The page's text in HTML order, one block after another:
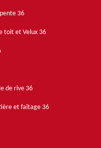
36
toit et Velux 36
de rive 36
et faîtage 36